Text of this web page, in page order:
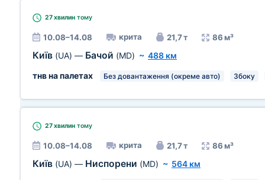
27 хвилин тому
10.08–14.08 крита 21,7 т 86 м³
Київ (UA) — Бачой (MD) ~ 488 км
тнв на палетах
Без довантаження (окреме авто) Збоку
27 хвилин тому
10.08–14.08 крита 21,7 т 86 м³
Київ (UA) — Ниспорени (MD) ~ 564 км